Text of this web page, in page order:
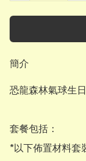
簡介
恐龍森林氣球生
套餐包括：
*以下佈置材料套